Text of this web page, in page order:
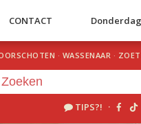
CONTACT
· WASSENAAR ·
TIPS?! ·